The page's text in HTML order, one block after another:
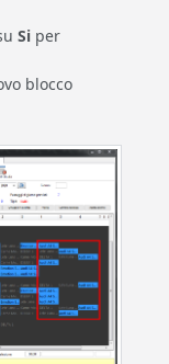
Si per
blocco